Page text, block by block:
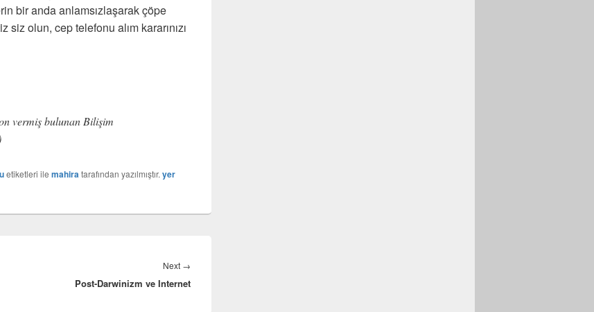
bir anda anlamsızlaşarak çöpe
olun, cep telefonu alım kararınızı
vermiş bulunan Bilişim
etiketleri ile mahiratarafından yazılmıştır. yer
Next →
post:
Post-Darwinizm ve Internet